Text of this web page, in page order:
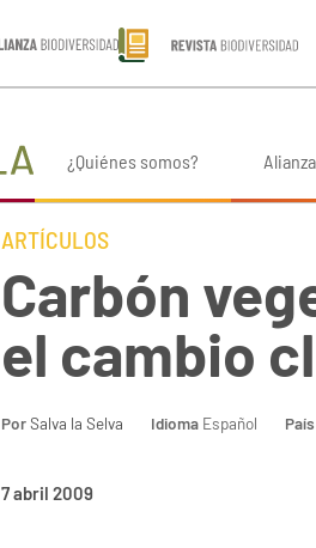
¿Quiénes somos?
ARTÍCULOS
Carbón
el cambio
PorSalva la Selva Idioma Español País
7 abril 2009